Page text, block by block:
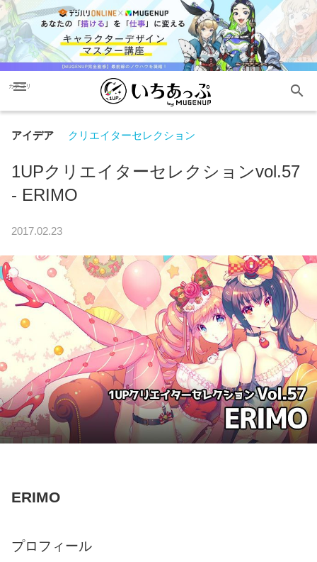
menu
カテゴリ search
アイデア クリエイターセレクション
1UPクリエイターセレクションvol.57
- ERIMO
2017.02.23
ERIMO
プロフィール